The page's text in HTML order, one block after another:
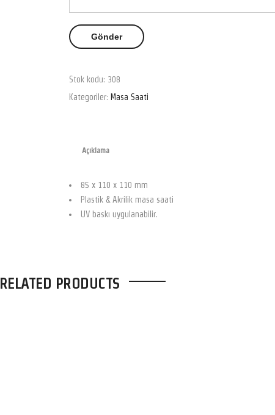
Stok kodu: 308
Kategoriler: Masa Saati
Açıklama
85 x 110 x 110 mm
Plastik & Akrilik masa saati
UV baskı uygulanabilir.
RELATED PRODUCTS